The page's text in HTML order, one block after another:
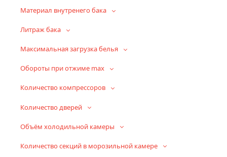
Материал внутренего бака
Литраж бака
Максимальная загрузка белья
Обороты при отжиме max
Количество компрессоров
Количество дверей
Объём холодильной камеры
Количество секций в морозильной камере